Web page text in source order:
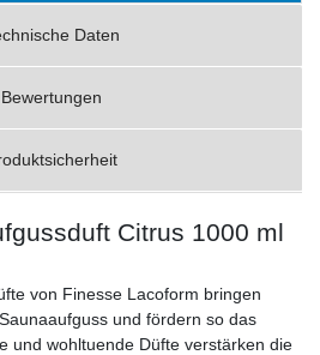
Daten
Bewertungen
Citrus 1000 ml
von Finesse Lacoform bringen
und fördern so das
und wohltuende Düfte verstärken die